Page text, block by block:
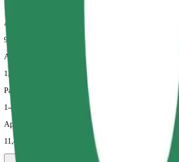
Lielāki auto ar papildu vietu kājām un mantām
Aptuvenais brauciena ilgums
9 min
Aptuvenais attālums
1,9 km
Pasažieri
1-4
Aptuvenā cena
11,40 PLN